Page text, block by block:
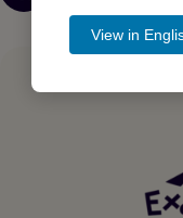
View in